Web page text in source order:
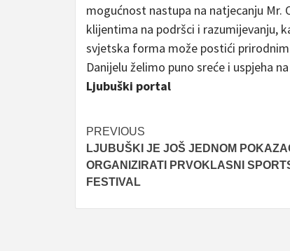
mogućnost nastupa na natjecanju Mr.
klijentima na podršci i razumijevanju,
svjetska forma može postići prirodnim
Danijelu želimo puno sreće i uspjeha
Ljubuški portal
Post
navigation
PREVIOUS
LJUBUŠKI JE JOŠ JEDNOM
ORGANIZIRATI PRVOKLASNI
FESTIVAL